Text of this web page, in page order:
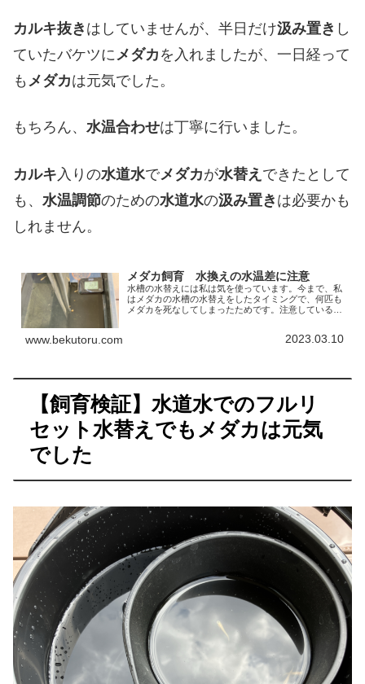
カルキ抜き はしていませんが、半日だけ汲み置き し
ていたバケツにメダカ を入れましたが、一日経って
も メダカは元気でした。
もちろん、 水温合わせは丁寧に行いました。
カルキ 入りの水道水でメダカが水替え できたとして
も、 水温調節のための水道水の汲み置き は必要かも
しれません。
メダカ飼育 水換えの水温差に注意
水槽の水替えには私は気を使っています。今まで、私
はメダカの水槽の水替えをしたタイミングで、何匹も
メダカを死なしてしまったためです。注意しているの
www.bekutoru.com 2023.03.10
【飼育検証】水道水でのフルリ
セット水替えでもメダカは元気
でした